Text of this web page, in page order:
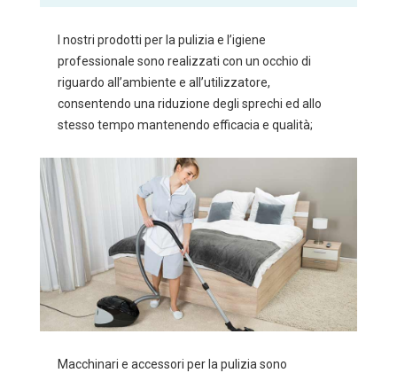
I nostri prodotti per la pulizia e l’igiene
professionale sono realizzati con un occhio di
riguardo all’ambiente e all’utilizzatore,
consentendo una riduzione degli sprechi ed allo
stesso tempo mantenendo efficacia e qualità;
Macchinari e accessori per la pulizia sono